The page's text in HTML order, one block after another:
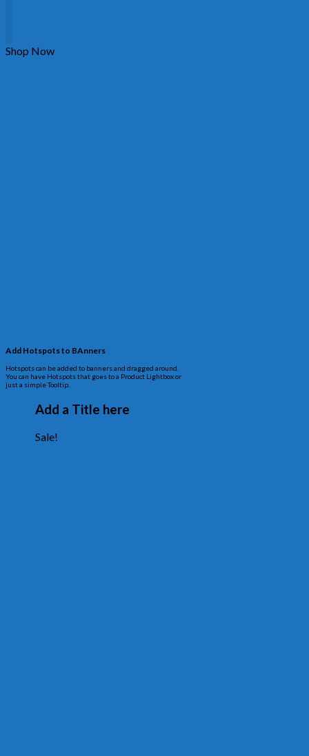
Shop Now
Add Hotspots to BAnners
Hotspots can be added to banners and dragged around.
You can have Hotspots that goes to a Product Lightbox or
just a simple Tooltip.
Add a Title here
Sale!